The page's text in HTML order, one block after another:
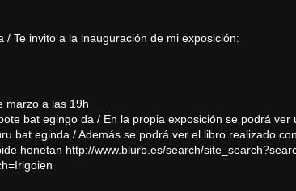
Te invito a la inauguración de mi exposición:
marzo a las 19h
bat egingo da / En la propia exposición se podrá ver
bat eginda / Además se podrá ver el libro realizado
honetan http://www.blurb.es/search/
Irigoien